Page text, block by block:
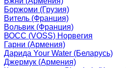
Боржоми (Грузия)
Витель (Франция)
Вольвик (Франция)
ВОСС (VOSS) Норвегия
Гарни (Армения)
Дарида Your Water (Беларусь)
Джермук (Армения)